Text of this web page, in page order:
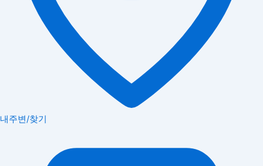
내주변/찾기